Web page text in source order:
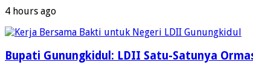
4 hours ago
Bupati Gunungkidul: LDII Satu-Satunya